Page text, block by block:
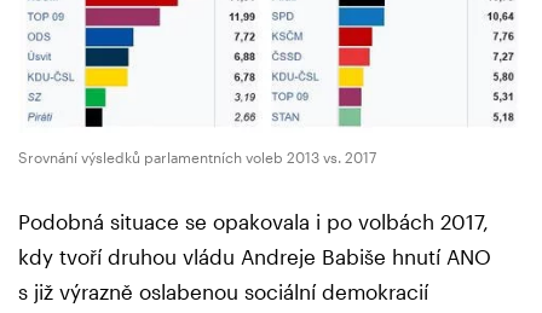
Srovnání výsledků parlamentních voleb 2013 vs. 2017
Podobná situace se opakovala i po volbách 2017,
kdy tvoří druhou vládu Andreje Babiše hnutí ANO
s již výrazně oslabenou sociální demokracií